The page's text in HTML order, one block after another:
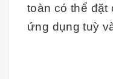
toàn có thể đặt
ứng dụng tuỳ